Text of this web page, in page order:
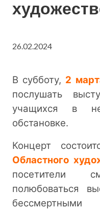
26.02.2024
В субботу, 2
послушать
учащихся в
обстановке.
Концерт
Областного
посетители
полюбоваться
бессмертными